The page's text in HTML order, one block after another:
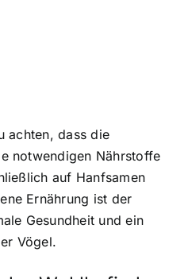
achten, dass die
notwendigen Nährstoffe
auf Hanfsamen
Ernährung ist der
Gesundheit und ein
Vögel.